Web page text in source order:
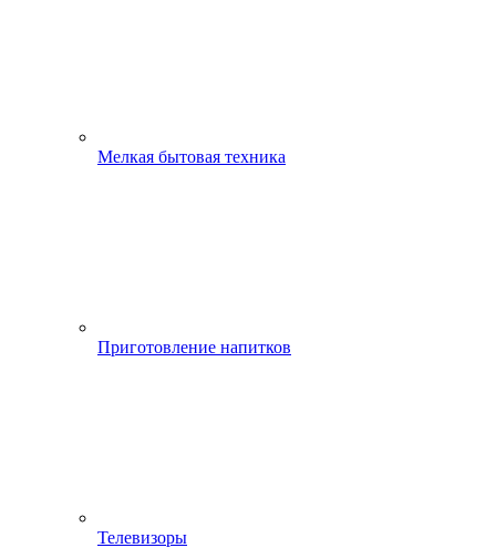
Мелкая бытовая техника
Приготовление напитков
Телевизоры